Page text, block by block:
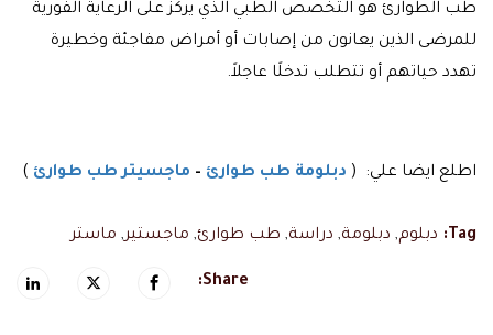
طب الطوارئ هو التخصص الطبي الذي يركز على الرعاية الفورية
للمرضى الذين يعانون من إصابات أو أمراض مفاجئة وخطيرة
تهدد حياتهم أو تتطلب تدخلًا عاجلاً.
اطلع ايضا علي: ( دبلومة طب طوارئ – ماجسيتر طب طوارئ )
Tag: دبلوم, دبلومة, دراسة, طب طوارئ, ماجستير, ماستر
Share: